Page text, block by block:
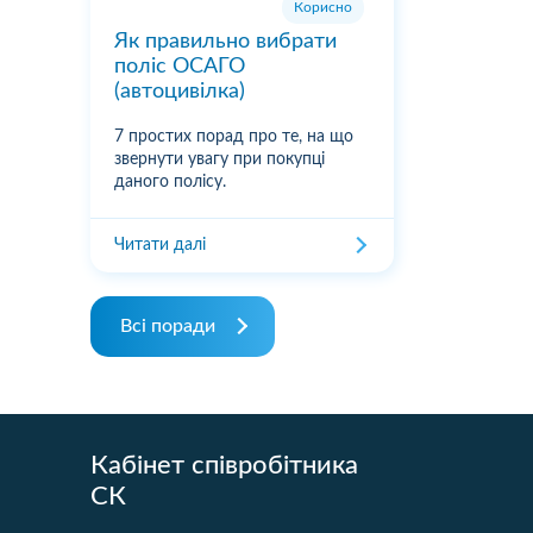
Корисно
Як правильно вибрати
поліс ОСАГО
(автоцивілка)
7 простих порад про те, на що
звернути увагу при покупці
даного полісу.
Читати далі
Всі поради
Кабінет співробітника
СК